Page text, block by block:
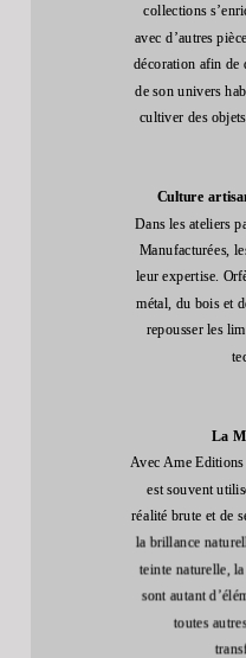
collections
avec d’autres
décoration afin de
de son univers
cultiver des
Culture
Dans les ateliers
Manufacturées,
leur expertise.
métal, du bois et
repousser les
La
Avec Ame
est souvent
réalité brute et de
la brillance
teinte naturelle, la
sont autant
toutes